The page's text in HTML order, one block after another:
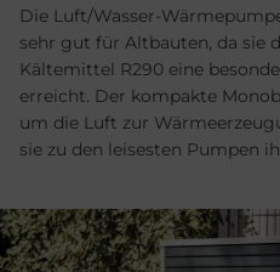
Die Luft/Wasser-
sehr gut für Altbauten, da sie
Kälte­mit­tel R290 eine
er­reicht. Der kompakte
um die Luft zur
sie zu den leisesten Pumpen